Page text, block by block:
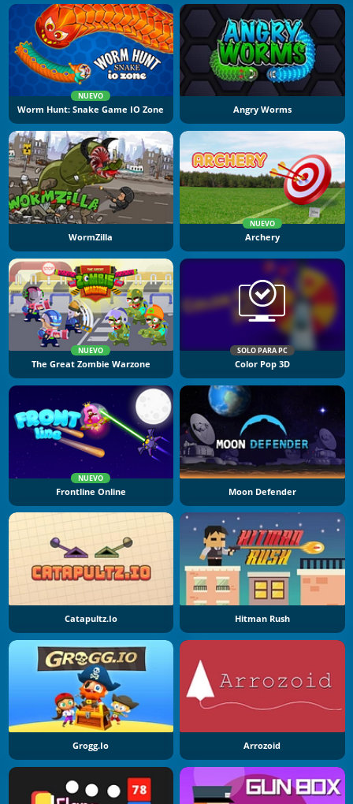
NUEVO
Worm Hunt: Snake Game IO Zone Angry Worms
WormZilla
NUEVO
Archery
NUEVO
The Great Zombie Warzone
SOLO PARA PC
Color Pop 3D
NUEVO
Frontline Online Moon Defender
Catapultz.io Hitman Rush
Grogg.io Arrozoid